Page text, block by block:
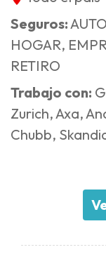
Seguros:
HOGAR,
RETIRO
Trabajo con:
Zurich, Axa,
Chubb,